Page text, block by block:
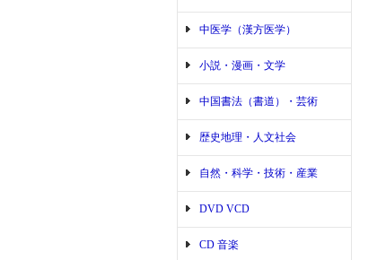
中医学（漢方医学）
小説・漫画・文学
中国書法（書道）・芸術
歴史地理・人文社会
自然・科学・技術・産業
DVD VCD
CD 音楽